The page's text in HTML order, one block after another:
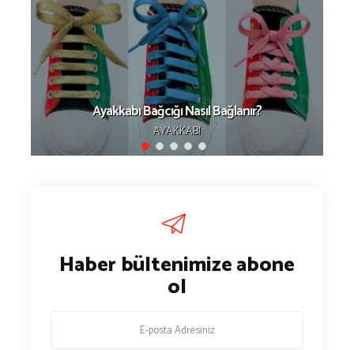
Ayakkabı Bağcığı Nasıl Bağlanır?
AYAKKABI
Haber bültenimize abone
ol